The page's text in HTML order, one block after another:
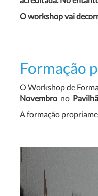
O workshop vai
Formação
O Workshop de
Novembro no
A formação